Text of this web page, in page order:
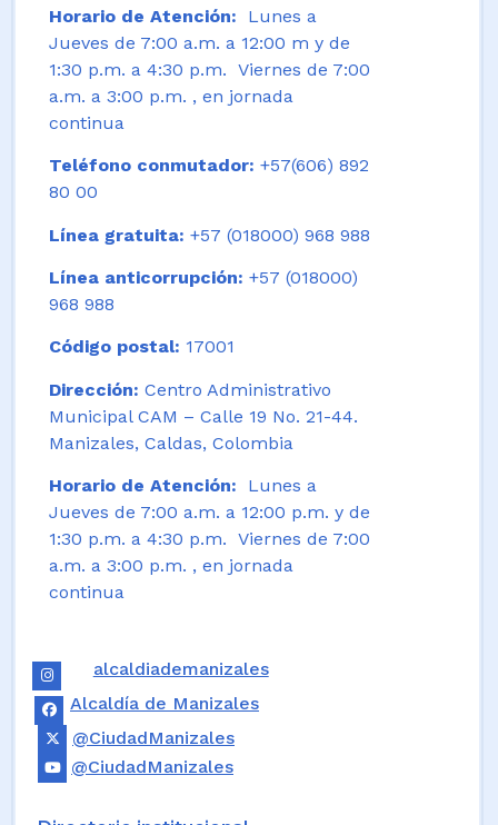
Horario de Atención:
Lunes a
Jueves de 7:00 a.m. a 12:00 m y de
1:30 p.m. a 4:30 p.m. Viernes de 7:00
a.m. a 3:00 p.m. , en jornada
continua
Teléfono conmutador: +57(606) 892
80 00
Línea gratuita: +57 (018000) 968 988
Línea anticorrupción: +57 (018000)
968 988
Código postal: 17001
Dirección: Centro Administrativo
Municipal CAM – Calle 19 No. 21-44.
Manizales, Caldas, Colombia
Horario de Atención: Lunes a
Jueves de 7:00 a.m. a 12:00 p.m. y de
1:30 p.m. a 4:30 p.m. Viernes de 7:00
a.m. a 3:00 p.m. , en jornada
continua
alcaldiademanizales
Alcaldía de Manizales
@CiudadManizales
@CiudadManizales